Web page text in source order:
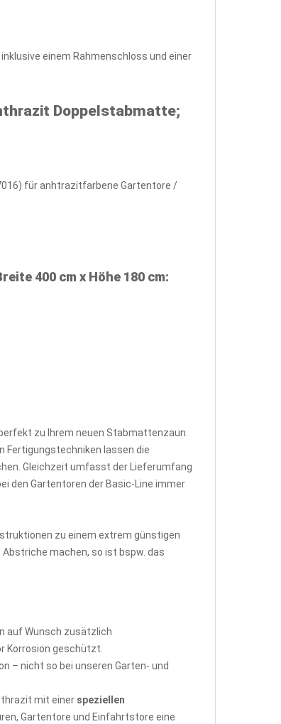
einem Rahmenschloss und einer
Doppelstabmatte;
für anhtrazitfarbene Gartentore /
400 cm x Höhe 180 cm:
zu Ihrem neuen Stabmattenzaun.
Fertigungstechniken lassen die
Gleichzeit umfasst der Lieferumfang
den Gartentoren der Basic-Line immer
zu einem extrem günstigen
machen, so ist bspw. das
auf Wunsch zusätzlich
Korrosion geschützt.
– nicht so bei unseren Garten- und
mit einer speziellen
Gartentore und Einfahrtstore eine